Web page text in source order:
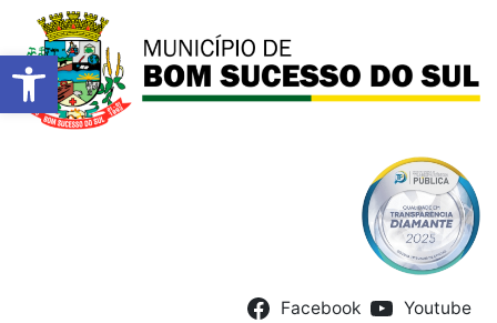
Barra de Ferramentas
Facebook Youtube